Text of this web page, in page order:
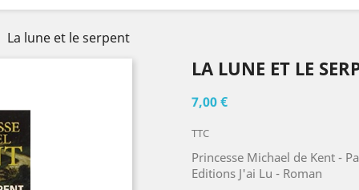
La lune et le serpent
LA LUNE ET LE
7,00 €
TTC
Princesse Michael de Kent -
Editions J'ai Lu - Roman